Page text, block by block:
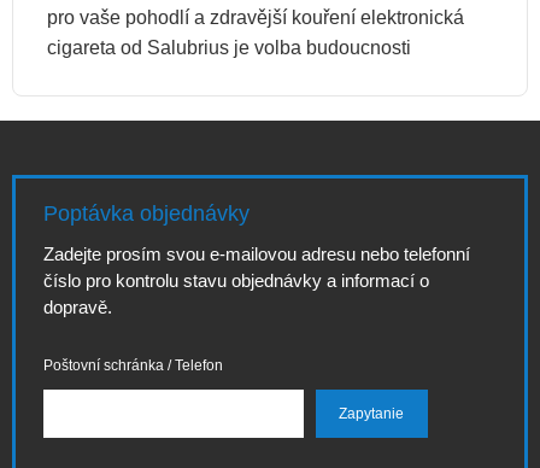
pro vaše pohodlí a zdravější kouření elektronická
cigareta od Salubrius je volba budoucnosti
Poptávka objednávky
Zadejte prosím svou e-mailovou adresu nebo telefonní
číslo pro kontrolu stavu objednávky a informací o
dopravě.
Poštovní schránka / Telefon